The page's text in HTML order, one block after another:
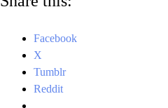
Facebook
X
Tumblr
Reddit